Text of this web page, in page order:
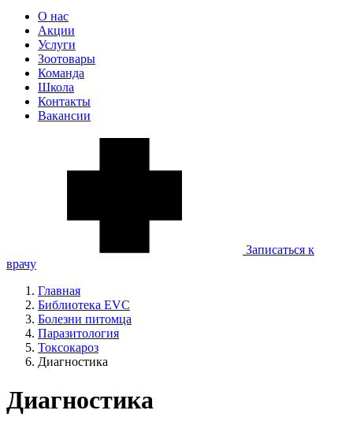
О нас
Акции
Услуги
Зоотовары
Команда
Школа
Контакты
Вакансии
Записаться к
врачу
Главная
Библиотека EVC
Болезни питомца
Паразитология
Токсокароз
Диагностика
Диагностика